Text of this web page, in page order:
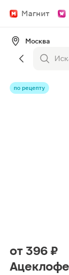
Магнит
Москва
по рецепту
от 396 ₽